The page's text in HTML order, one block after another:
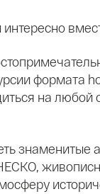
формата
на любой
знаменитые